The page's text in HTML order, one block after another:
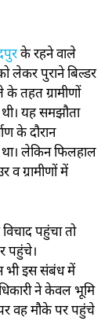
के रहने वाले
लेकर पुराने बिल्डर
तहत ग्रामीणों
यह समझौता
के दौरान
था। लेकिन फिलहाल
व ग्रामीणों में
पहुंचा तो
पहुंचे।
भी इस संबंध में
ने केवल भूमि
वह मौके पर पहुंचे